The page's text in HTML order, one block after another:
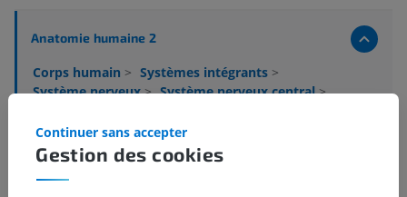
Anatomie humaine 2
Corps humain > Systèmes intégrants >
Système nerveux> Système nerveux central>
Tegmentum du pont>
Formation réticulaire du pont
Noyau réticulaire du tegmentum du pont
Gestion des cookies
Continuer sans accepter